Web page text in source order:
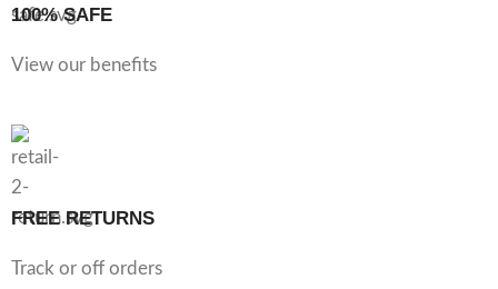
100% SAFE
View our benefits
FREE RETURNS
Track or off orders